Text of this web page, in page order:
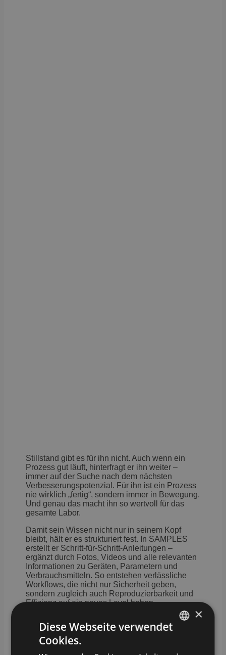
Stillstand gibt es für ihn nicht. Auch wenn ein
Prozess gut läuft, hinterfragt er ihn weiter –
immer auf der Suche nach dem nächsten
Verbesserungspotenzial. Für ihn ist ein Prozess
nie wirklich „fertig“, sondern immer in Bewegung.
Und genau das macht ihn so wertvoll für das
gesamte Labor.
Damit sein Wissen nicht nur in seinem Kopf
bleibt, hält er es strukturiert fest. In SAMPLES
erstellt er Schritt-für-Schritt-Anleitungen –
ergänzt durch Fotos, Videos und alle relevanten
Informationen zu Geräten, Parametern und
Verbrauchsmitteln. So entstehen verlässliche
Workflows, die nicht nur Sicherheit geben,
sondern zugleich auch Reproduzierbarkeit und
Effizienz auf ein neues Level heben.
Gleichzeitig liebt er die Flexibilität. Erkennt er
Verbesserungspotenzial, wird dieses nicht nur
×
Diese Webseite verwendet
Cookies.